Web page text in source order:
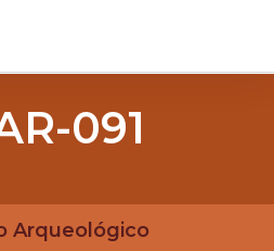
091
Arqueológico